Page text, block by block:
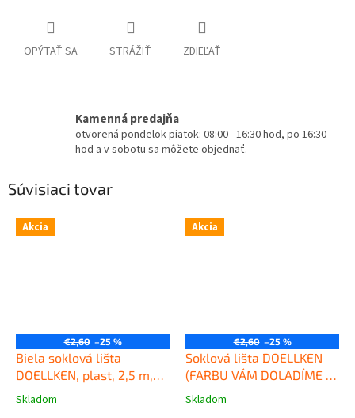
OPÝTAŤ SA STRÁŽIŤ ZDIEĽAŤ
Kamenná predajňa
otvorená pondelok-piatok: 08:00 - 16:30 hod, po 16:30
hod a v sobotu sa môžete objednať.
Súvisiaci tovar
Akcia
€2,60 –25 %
Biela soklová lišta
DOELLKEN, plast, 2,5 m,
výška 50 mm
Priemerné
Skladom
Akcia
€2,60 –25 %
Soklová lišta DOELLKEN
(FARBU VÁM DOLADÍME K
PODLAHE), plast, 2,5 m,
Priemerné
Skladom